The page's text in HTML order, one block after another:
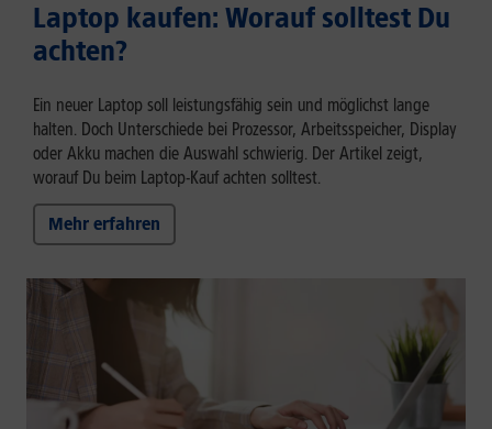
Laptop kaufen: Worauf solltest Du
achten?
Ein neuer Laptop soll leistungsfähig sein und möglichst lange
halten. Doch Unterschiede bei Prozessor, Arbeitsspeicher, Display
oder Akku machen die Auswahl schwierig. Der Artikel zeigt,
worauf Du beim Laptop-Kauf achten solltest.
Mehr erfahren